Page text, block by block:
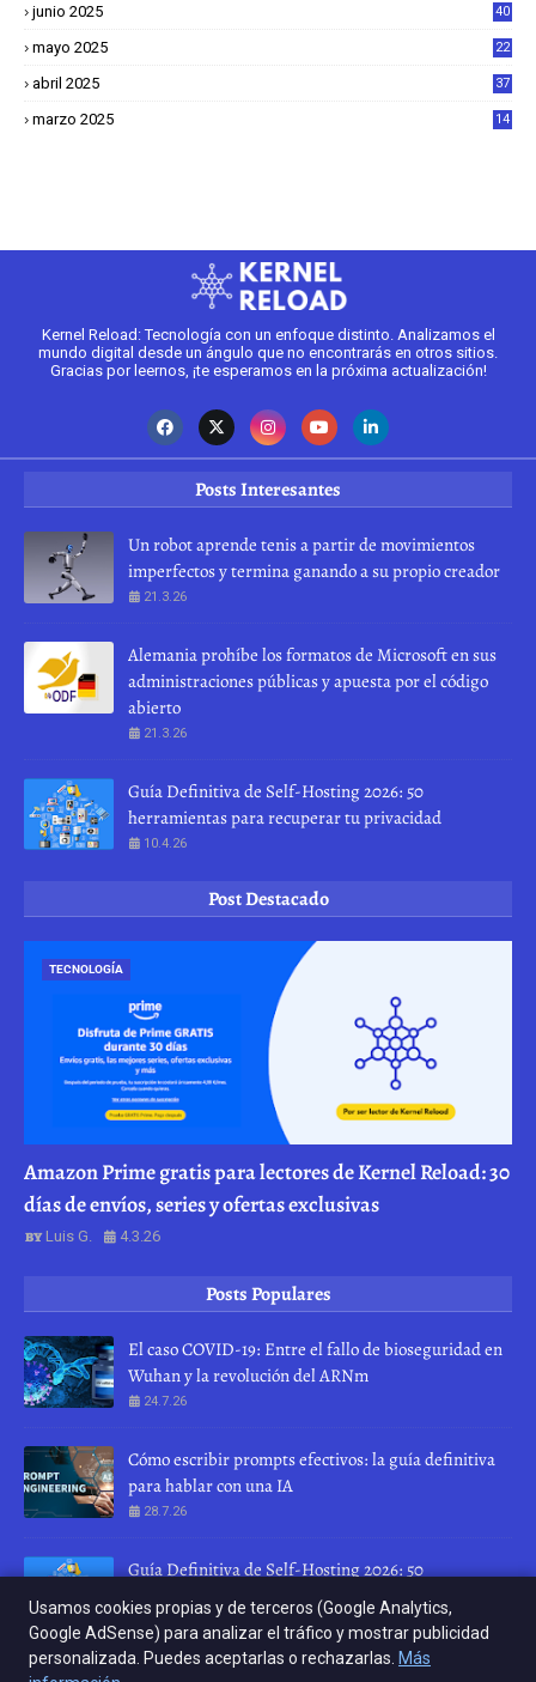
junio 2025 40
mayo 2025
22
abril 2025
37
marzo 2025
14
Kernel Reload: Tecnología con un enfoque distinto. Analizamos el
mundo digital desde un ángulo que no encontrarás en otros sitios.
Gracias por leernos, ¡te esperamos en la próxima actualización!
Posts Interesantes
Un robot aprende tenis a partir de movimientos
imperfectos y termina ganando a su propio creador
21.3.26
Alemania prohíbe los formatos de Microsoft en sus
administraciones públicas y apuesta por el código
abierto
21.3.26
Guía Definitiva de Self-Hosting 2026: 50
herramientas para recuperar tu privacidad
10.4.26
Post Destacado
TECNOLOGÍA
Amazon Prime gratis para lectores de Kernel Reload: 30
días de envíos, series y ofertas exclusivas
Luis G. 4.3.26
Posts Populares
El caso COVID-19: Entre el fallo de bioseguridad en
Wuhan y la revolución del ARNm
24.7.26
Cómo escribir prompts efectivos: la guía definitiva
para hablar con una IA
28.7.26
Guía Definitiva de Self-Hosting 2026: 50
herramientas para recuperar tu privacidad
10.4.26
Usamos cookies propias y de terceros (Google Analytics,
Google AdSense) para analizar el tráfico y mostrar publicidad
personalizada. Puedes aceptarlas o rechazarlas. Más